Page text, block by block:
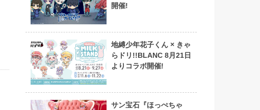
開催!
地縛少年花子くん × きゃ
らドリ!!BLANC 8月21日
よりコラボ開催!
サン宝石『ほっぺちゃ